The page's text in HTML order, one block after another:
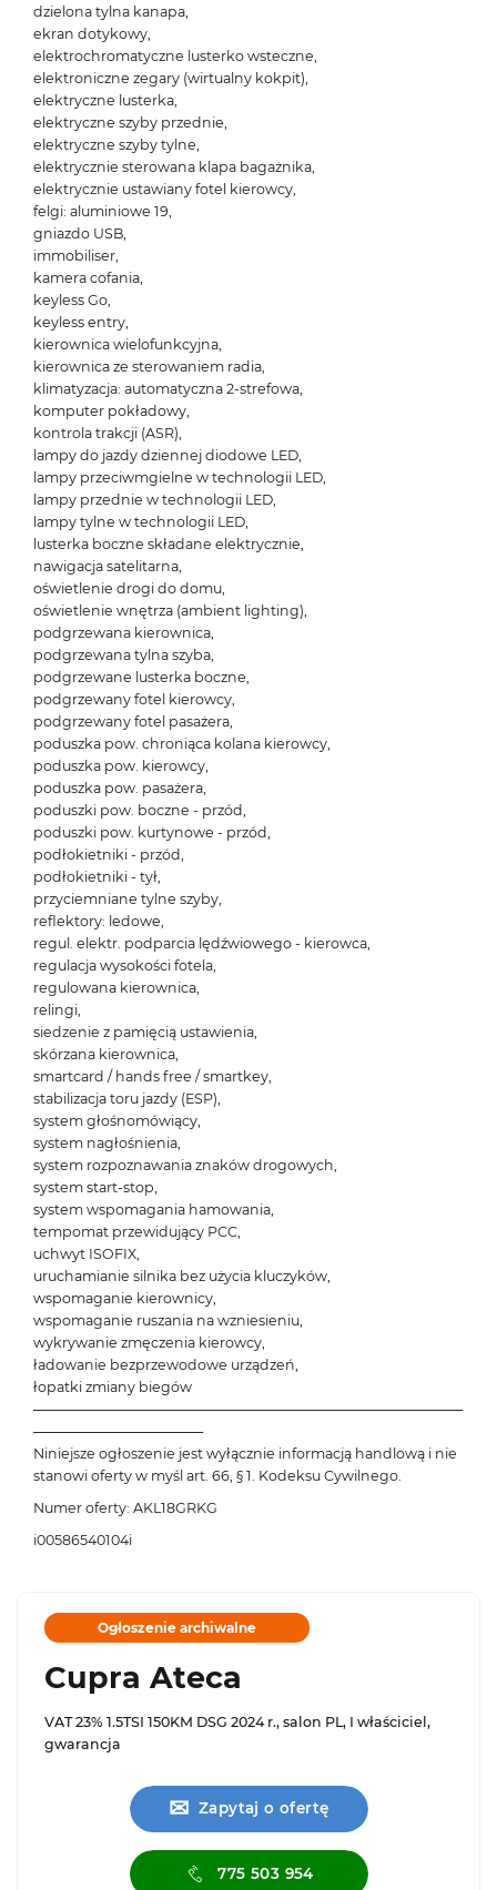
dzielona tylna kanapa,
ekran dotykowy,
elektrochromatyczne lusterko wsteczne,
elektroniczne zegary (wirtualny kokpit),
elektryczne lusterka,
elektryczne szyby przednie,
elektryczne szyby tylne,
elektrycznie sterowana klapa bagażnika,
elektrycznie ustawiany fotel kierowcy,
felgi: aluminiowe 19,
gniazdo USB,
immobiliser,
kamera cofania,
keyless Go,
keyless entry,
kierownica wielofunkcyjna,
kierownica ze sterowaniem radia,
klimatyzacja: automatyczna 2-strefowa,
komputer pokładowy,
kontrola trakcji (ASR),
lampy do jazdy dziennej diodowe LED,
lampy przeciwmgielne w technologii LED,
lampy przednie w technologii LED,
lampy tylne w technologii LED,
lusterka boczne składane elektrycznie,
nawigacja satelitarna,
oświetlenie drogi do domu,
oświetlenie wnętrza (ambient lighting),
podgrzewana kierownica,
podgrzewana tylna szyba,
podgrzewane lusterka boczne,
podgrzewany fotel kierowcy,
podgrzewany fotel pasażera,
poduszka pow. chroniąca kolana kierowcy,
poduszka pow. kierowcy,
poduszka pow. pasażera,
poduszki pow. boczne - przód,
poduszki pow. kurtynowe - przód,
podłokietniki - przód,
podłokietniki - tył,
przyciemniane tylne szyby,
reflektory: ledowe,
regul. elektr. podparcia lędźwiowego - kierowca,
regulacja wysokości fotela,
regulowana kierownica,
relingi,
siedzenie z pamięcią ustawienia,
skórzana kierownica,
smartcard / hands free / smartkey,
stabilizacja toru jazdy (ESP),
system głośnomówiący,
system nagłośnienia,
system rozpoznawania znaków drogowych,
system start-stop,
system wspomagania hamowania,
tempomat przewidujący PCC,
uchwyt ISOFIX,
uruchamianie silnika bez użycia kluczyków,
wspomaganie kierownicy,
wspomaganie ruszania na wzniesieniu,
wykrywanie zmęczenia kierowcy,
ładowanie bezprzewodowe urządzeń,
łopatki zmiany biegów
───────────────────────────────────────────
─────────────────
Niniejsze ogłoszenie jest wyłącznie informacją handlową i nie
stanowi oferty w myśl art. 66, § 1. Kodeksu Cywilnego.
Numer oferty: AKL18GRKG
i00586540104i
Ogłoszenie archiwalne
Cupra Ateca
VAT 23% 1.5TSI 150KM DSG 2024 r., salon PL, I właściciel,
gwarancja
✉ Zapytaj o ofertę
775 503 954